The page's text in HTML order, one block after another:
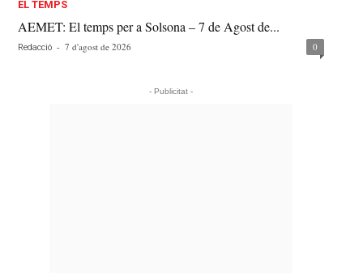
EL TEMPS
AEMET: El temps per a Solsona – 7 de Agost de...
Redacció - 7 d'agost de 2026 0
- Publicitat -